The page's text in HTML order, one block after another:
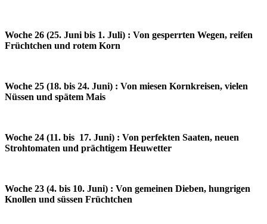
Woche 26 (25. Juni bis 1. Juli) : Von gesperrten Wegen, reifen
Früchtchen und rotem Korn
Woche 25 (18. bis 24. Juni) : Von miesen Kornkreisen, vielen
Nüssen und spätem Mais
Woche 24 (11. bis 17. Juni) : Von perfekten Saaten, neuen
Strohtomaten und prächtigem Heuwetter
Woche 23 (4. bis 10. Juni) : Von gemeinen Dieben, hungrigen
Knollen und süssen Früchtchen